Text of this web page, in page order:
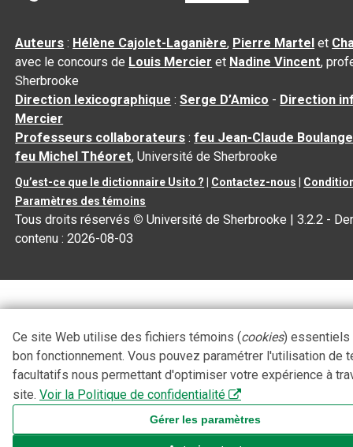
Auteurs : Hélène Cajolet-Laganière, Pierre Martel et
avec le concours de Louis Mercier et Nadine Vincent,
Sherbrooke
Direction lexicographique :Serge D’Amico - Direction
Mercier
Professeurs collaborateurs :feu Jean-Claude
feu Michel Théoret, Université de Sherbrooke
Qu’est-ce que le dictionnaire Usito ? Contactez-nous
Paramètres des témoins
Tous droits réservés © Université de Sherbrooke |3.2.2 -
contenu :2026-08-03
Ce site Web utilise des fichiers témoins (cookies) essentiels
bon fonctionnement. Vous pouvez paramétrer l'utilisation de
facultatifs nous permettant d'optimiser votre expérience à
site. Voir la Politique de confidentialité
Gérer les paramètres